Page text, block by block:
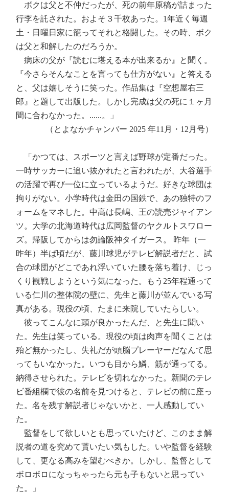
ボクは父と不仲だったが、死の前年原稿が詰まった
行李を託された。およそ３千枚あった。1年近く毎週
土・日曜日家に籠ってそれと格闘した。その時、ボク
は父と和解したのだろうか。
病床の父が『読むに堪える本が出来るか』と聞く。
『今さらそんなことを言っても仕方がない』と答える
と、父は嬉しそうに笑った。作品集は『空想屋右三
郎』と題して出版した。しかし完成は父の死に１ヶ月
間に合わなかった。......。」
（とよなかチャンバー 2025 年11月・12月号）
「かつては、スポーツと言えば野球が定番だった。
一時サッカーに追い抜かれたと言われたが、大谷選手
の活躍で再び一位に立っているようだ。好きな球団は
拘りがない。小学時代は金田の国鉄で、あの独特のフ
ォームをマネした。中高は長嶋、王の読売ジャイアン
ツ。大学の北海道時代は広岡監督のヤクルトスワロー
ズ。帰阪してからは勿論阪神タイガース。 昨年（一
昨年）半ば頃だが、藤川球児がテレビ解説者だと、試
合の球団がどこであれ浮いていた腰を落ち着け、じっ
くり観戦しようという気になった。もう25年程通って
いる仁川の整体院の壁に、先生と藤川が並んでいる写
真がある。現役の頃、たまに来院していたらしい。
彼ってこんなに頭が良かったんだ、と先生に聞い
た。先生は笑っている。現役の頃は肉声を聞くことは
殆ど無かったし、失礼だが頭脳プレーヤーだなんて思
ってもいなかった。いつも目から鱗、筋が通ってる。
納得させられた。テレビを切れなかった。新聞のテレ
ビ番組欄で彼の名前を見つけると、テレビの前に座っ
た。名を残す解説者じゃないかと、一人感動してい
た。
監督をして欲しいとも思っていたけど、このまま解
説者の道を究めて貰いたい気もした。いや監督を経験
して、更なる高みを望むべきか。しかし、監督として
ボロボロになっちゃったら元も子もないと思ってい
た。」